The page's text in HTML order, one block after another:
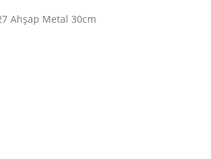
Ahşap Metal 30cm